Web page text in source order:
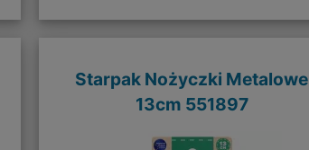
Starpak Nożyczki Metalowe
13cm 551897